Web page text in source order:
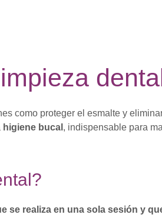
como proteger el esmalte y
higiene bucal , indispensable para
se realiza en una sola sesión y